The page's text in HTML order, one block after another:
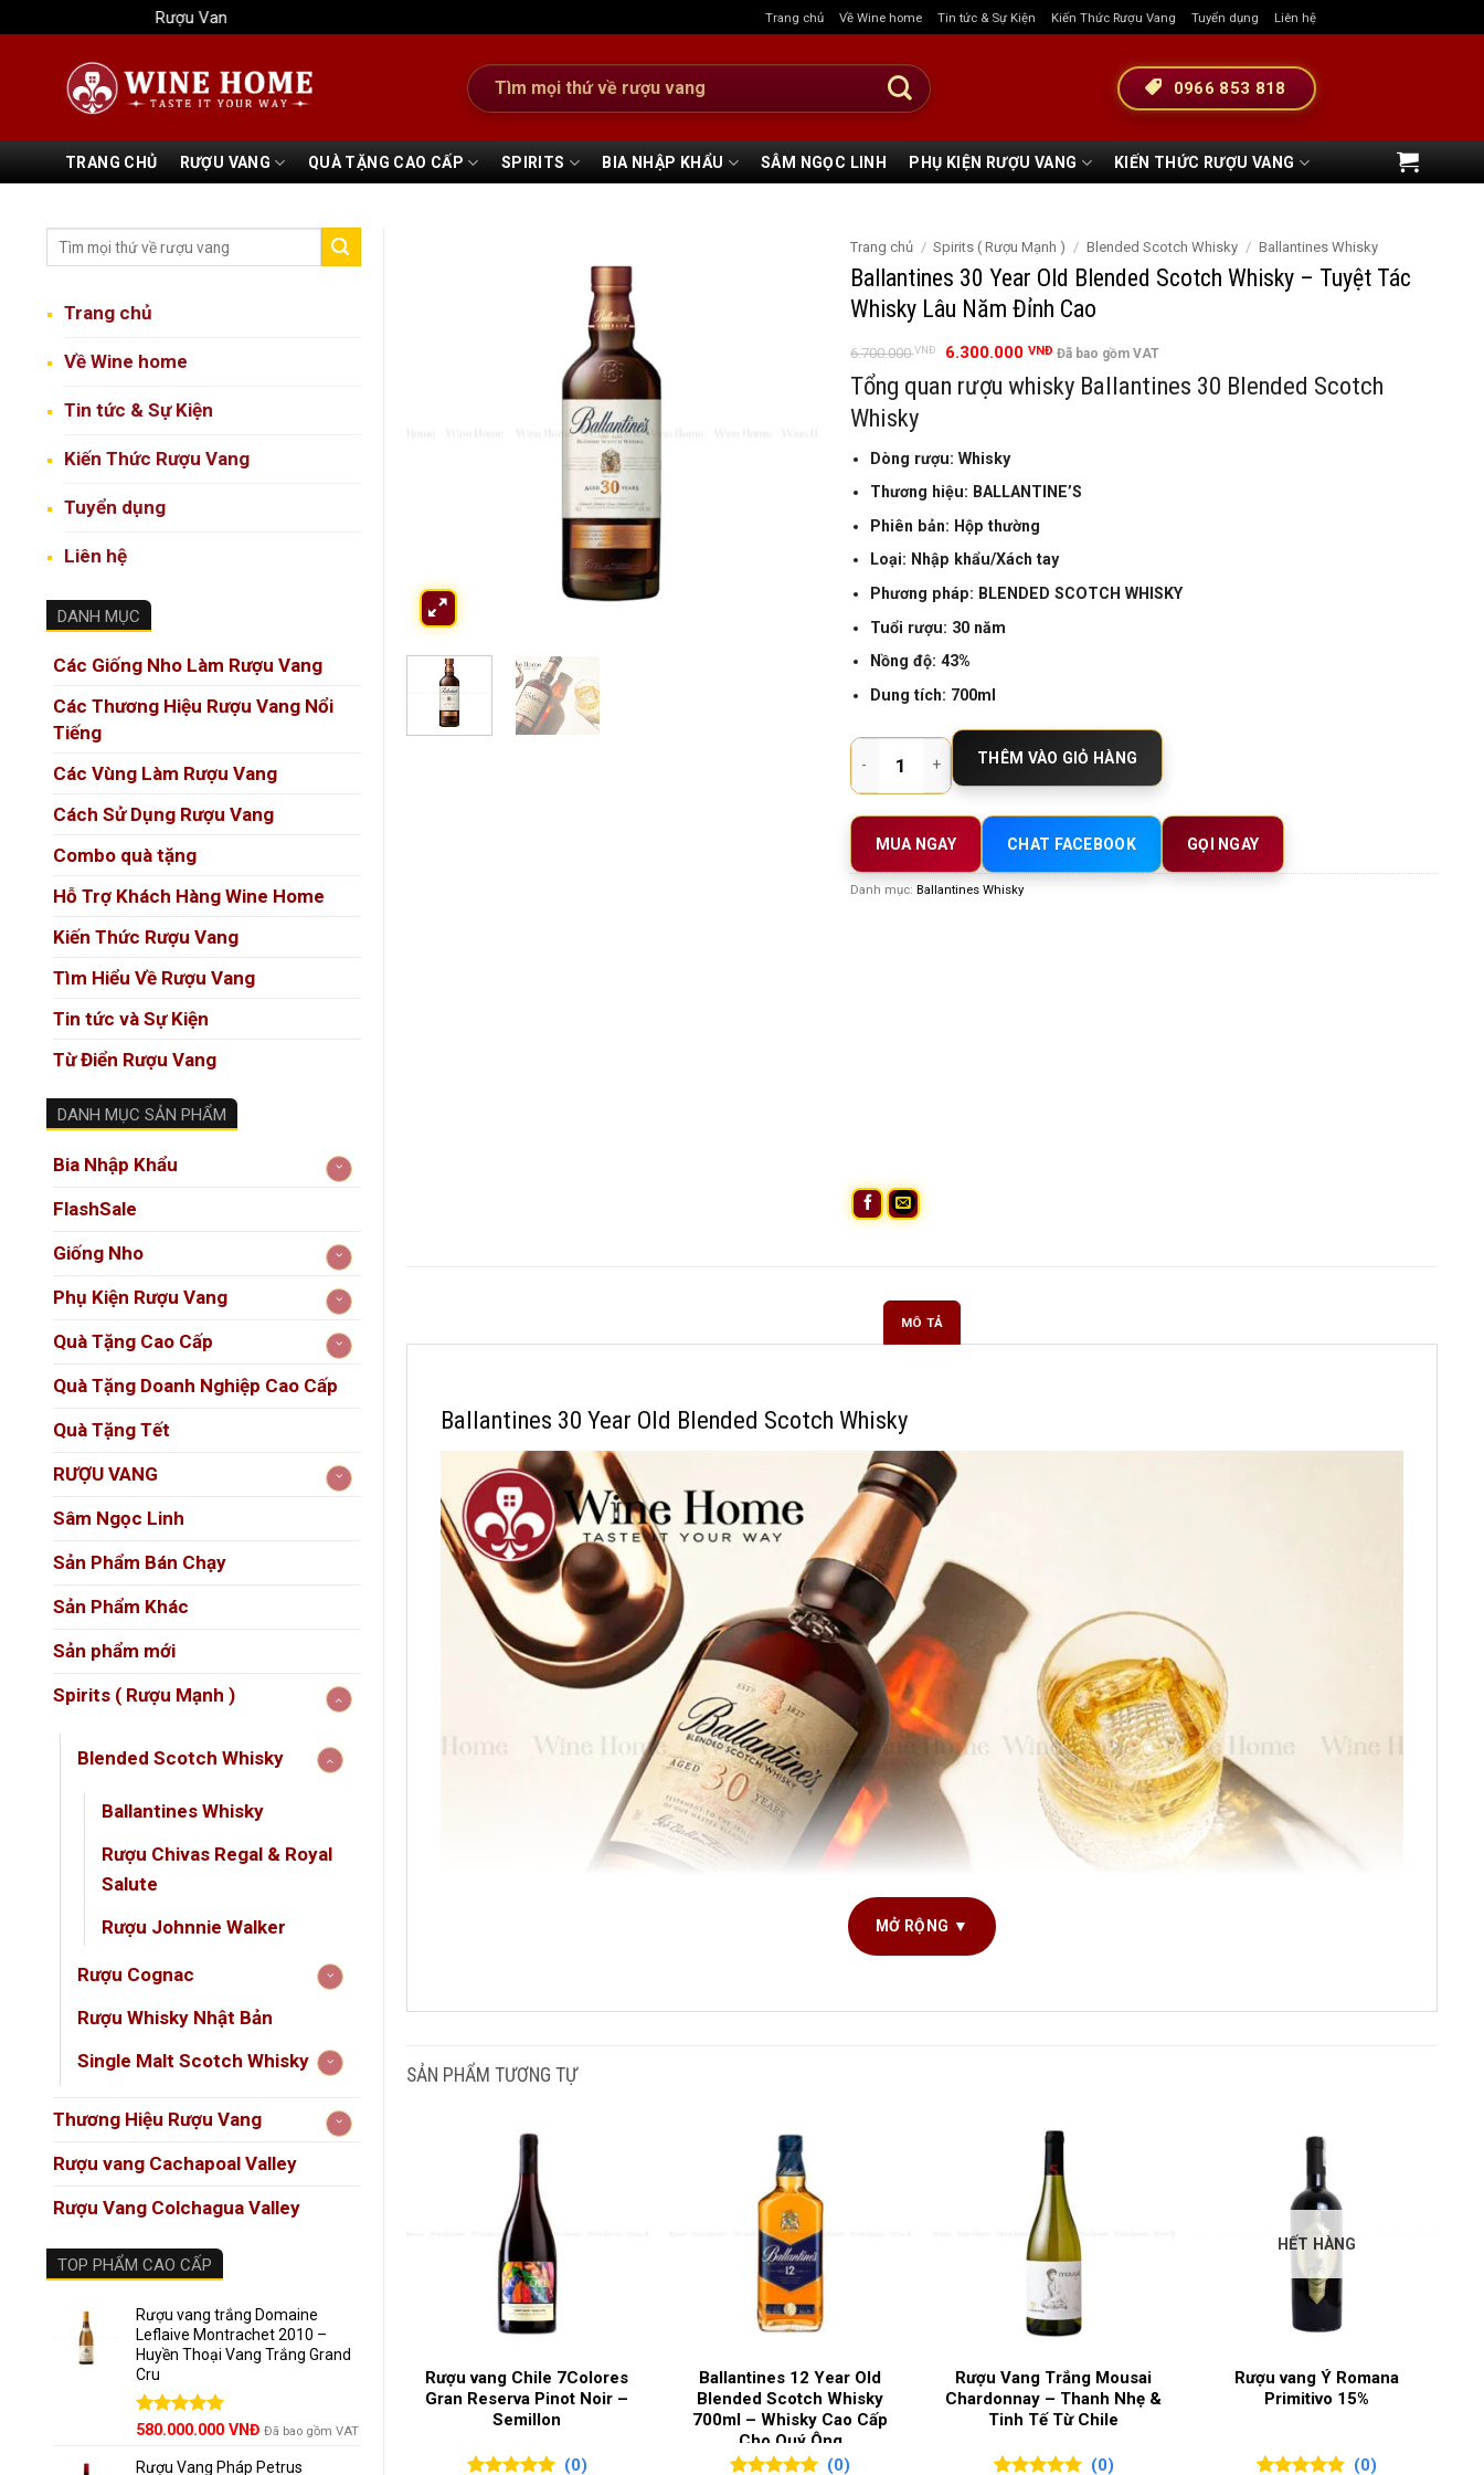
qua
Rượu Vang Wine Home Trang chủ Về Wine home Tin tức & Sự Kiện Kiến Thức Rượu Vang Tuyển dụng Liên hệ
Tìm
kiếm:
0966 853 818
TRANG CHỦ RƯỢU VANG QUÀ TẶNG CAO CẤP SPIRITS BIA NHẬP KHẨU SÂM NGỌC LINH PHỤ KIỆN RƯỢU VANG KIẾN THỨC RƯỢU VANG
Trang chủ
Về Wine home
Tin tức & Sự Kiện
Kiến Thức Rượu Vang
Tuyển dụng
Liên hệ
DANH MỤC
Các Giống Nho Làm Rượu Vang
Các Thương Hiệu Rượu Vang Nổi
Tiếng
Các Vùng Làm Rượu Vang
Cách Sử Dụng Rượu Vang
Combo quà tặng
Hỗ Trợ Khách Hàng Wine Home
Kiến Thức Rượu Vang
Tìm Hiểu Về Rượu Vang
Tin tức và Sự Kiện
Từ Điển Rượu Vang
DANH MỤC SẢN PHẨM
Bia Nhập Khẩu
FlashSale
Giống Nho
Phụ Kiện Rượu Vang
Quà Tặng Cao Cấp
Quà Tặng Doanh Nghiệp Cao Cấp
Quà Tặng Tết
RƯỢU VANG
Sâm Ngọc Linh
Sản Phẩm Bán Chạy
Sản Phẩm Khác
Sản phẩm mới
Spirits ( Rượu Mạnh )
Blended Scotch Whisky
Ballantines Whisky
Rượu Chivas Regal & Royal
Salute
Rượu Johnnie Walker
Rượu Cognac
Rượu Whisky Nhật Bản
Single Malt Scotch Whisky
Thương Hiệu Rượu Vang
Rượu vang Cachapoal Valley
Rượu Vang Colchagua Valley
TOP PHẨM CAO CẤP
Rượu vang trắng Domaine
Leflaive Montrachet 2010 –
Huyền Thoại Vang Trắng Grand
Cru
Được xếp
5 sao
580.000.000 VNĐ Đã bao gồm VAT
Rượu Vang Pháp Petrus
Trang chủ / Spirits ( Rượu Mạnh ) / Blended Scotch Whisky / Ballantines Whisky
Ballantines 30 Year Old Blended Scotch Whisky – Tuyệt Tác
Whisky Lâu Năm Đỉnh Cao
6.700.000VNĐ
Giá
là:
6.700.000 VNĐ.
6.300.000 VNĐGiá
tại
là:
Đã bao gồm VAT
Tổng quan rượu whisky Ballantines 30 Blended Scotch
Whisky
Dòng rượu: Whisky
Thương hiệu: BALLANTINE’S
Phiên bản: Hộp thường
Loại: Nhập khẩu/Xách tay
Phương pháp: BLENDED SCOTCH WHISKY
Tuổi rượu: 30 năm
Nồng độ: 43%
Dung tích: 700ml
Ballantines 30 Year Old Blended Scotch Whisky – Tuyệt Tác Whisky Lâu Năm Đỉnh Cao số lượng
THÊM VÀO GIỎ HÀNG
MUA NGAY CHAT FACEBOOK GỌI NGAY
Danh mục: Ballantines Whisky
MÔ TẢ
Ballantines 30 Year Old Blended Scotch Whisky
Dòng rượu: Whisky
Thương hiệu:
Phiên bản: Hộp thường
Loại: Nhập khẩu/Xách tay
Phương pháp: BLENDED SCOTCH WHISKY
Tuổi rượu: 30 năm
Dung tích: 700ml
Mô tả Rượu Ballantines 30 Blended Scotch Whisky
MỞ RỘNG ▼
SẢN PHẨM TƯƠNG TỰ
Rượu vang Chile 7Colores
Gran Reserva Pinot Noir –
Semillon
(0)
Ballantines 12 Year Old
Blended Scotch Whisky
700ml – Whisky Cao Cấp
Cho Quý Ông
(0)
Rượu Vang Trắng Mousai
Chardonnay – Thanh Nhẹ &
Tinh Tế Từ Chile
(0)
HẾT HÀNG
Rượu vang Ý Romana
Primitivo 15%
(0)
Primitivo Salento – Dòng
Vang Đỏ Đậm Đà Từ Miền
Nam Nước Ý
(0)